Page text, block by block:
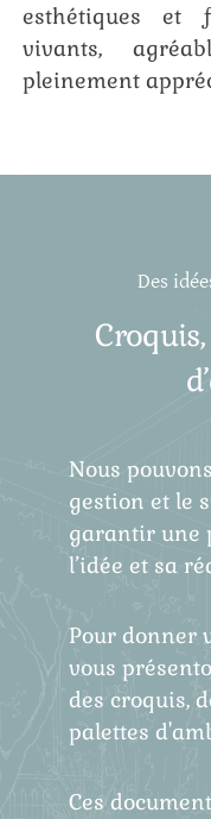
esthétiques et
vivants,
pleinement
Des
Nous
gestion et le
garantir une
l’idée et sa
Pour donner
vous
des croquis,
palettes
Ces